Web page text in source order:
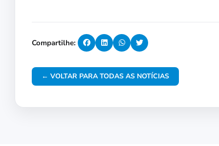
Compartilhe:
← VOLTAR PARA TODAS AS NOTÍCIAS